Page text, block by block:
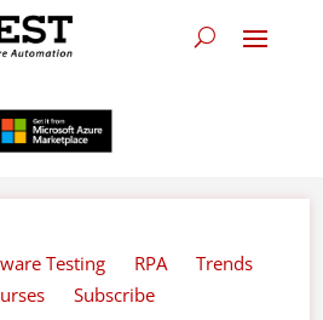
Testing RPA
Trends
Subscribe